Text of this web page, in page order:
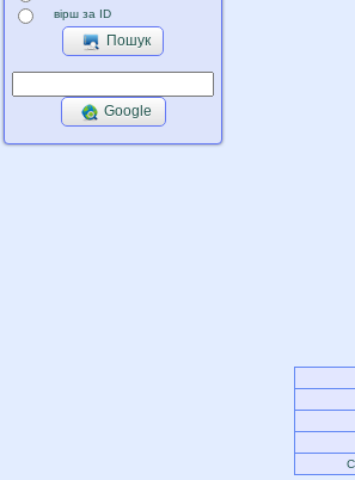
вірш за ID
Пошук
Google